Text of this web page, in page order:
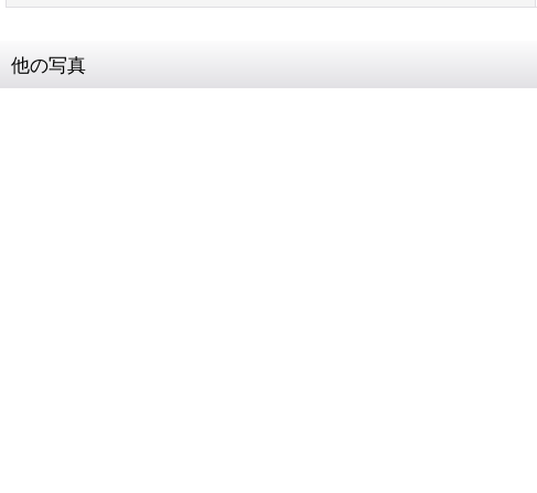
他の写真